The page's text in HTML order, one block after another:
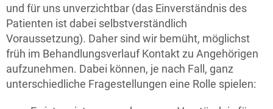
und für uns unverzichtbar (das Einverständnis des
Patienten ist dabei selbstverständlich
Voraussetzung). Daher sind wir bemüht, möglichst
früh im Behandlungsverlauf Kontakt zu Angehörigen
aufzunehmen. Dabei können, je nach Fall, ganz
unterschiedliche Fragestellungen eine Rolle spielen: